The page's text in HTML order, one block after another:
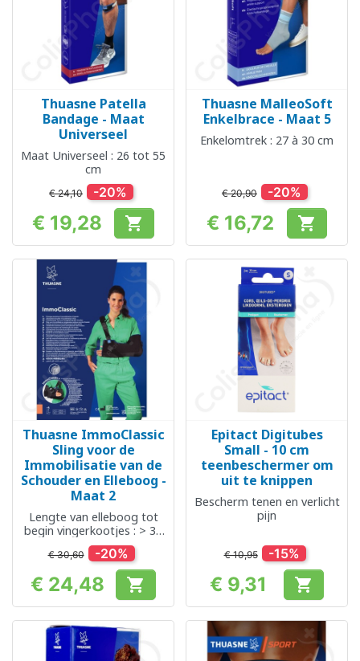
Thuasne Patella
Bandage - Maat
Universeel
Maat Universeel : 26 tot 55
cm
€ 24,10 -20%
Prijs
€ 19,28 
Thuasne MalleoSoft
Enkelbrace - Maat 5
Enkelomtrek : 27 à 30 cm
€ 20,90 -20%
Prijs
€ 16,72 
Thuasne ImmoClassic
Sling voor de
Immobilisatie van de
Schouder en Elleboog -
Maat 2
Lengte van elleboog tot
begin vingerkootjes : > 35
cm
€ 30,60 -20%
Prijs
€ 24,48 
Epitact Digitubes
Small - 10 cm
teenbeschermer om
uit te knippen
Bescherm tenen en verlicht
pijn
€ 10,95 -15%
Prijs
€ 9,31 